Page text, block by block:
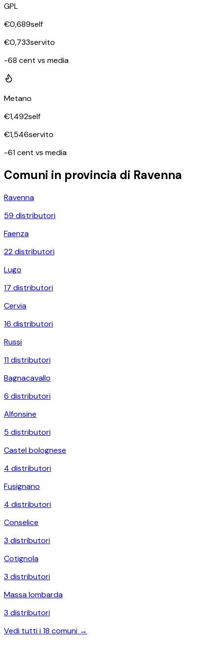
GPL
€0,689self
€0,733servito
-68 cent vs media
Metano
€1,492self
€1,546servito
-61 cent vs media
Comuni in provincia di Ravenna
Ravenna
59 distributori
Faenza
22distributori
Lugo
17 distributori
Cervia
16 distributori
Russi
11distributori
Bagnacavallo
6 distributori
Alfonsine
5 distributori
Castel bolognese
4 distributori
Fusignano
4 distributori
Conselice
3 distributori
Cotignola
3 distributori
Massa lombarda
3 distributori
Vedi tutti i18 comuni →